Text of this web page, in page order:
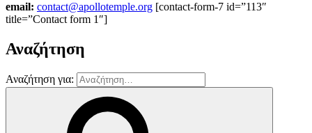
email: contact@apollotemple.org [contact-form-7 id=”113″
title=”Contact form 1″]
Αναζήτηση
Αναζήτηση για: